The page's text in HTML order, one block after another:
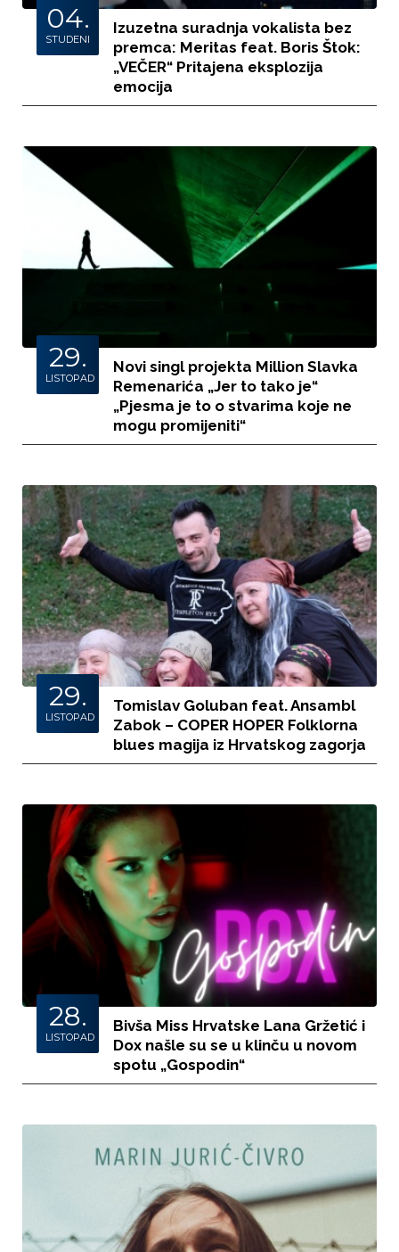
04.
STUDENI
Izuzetna suradnja vokalista bez
premca: Meritas feat. Boris Štok:
„VEČER“ Pritajena eksplozija
emocija
29.
LISTOPAD
Novi singl projekta Million Slavka
Remenarića „Jer to tako je“
„Pjesma je to o stvarima koje ne
mogu promijeniti“
29.
LISTOPAD
Tomislav Goluban feat. Ansambl
Zabok – COPER HOPER Folklorna
blues magija iz Hrvatskog zagorja
28.
LISTOPAD
Bivša Miss Hrvatske Lana Gržetić i
Dox našle su se u klinču u novom
spotu „Gospodin“